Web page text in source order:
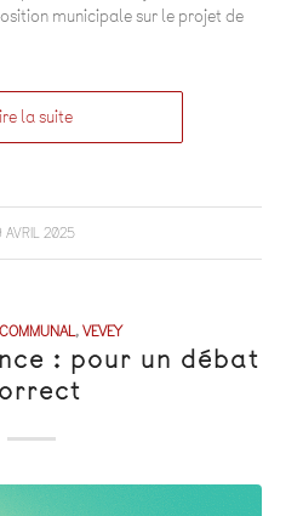
municipale sur le projet de
la suite
AVRIL 2025
,VEVEY
: pour un débat